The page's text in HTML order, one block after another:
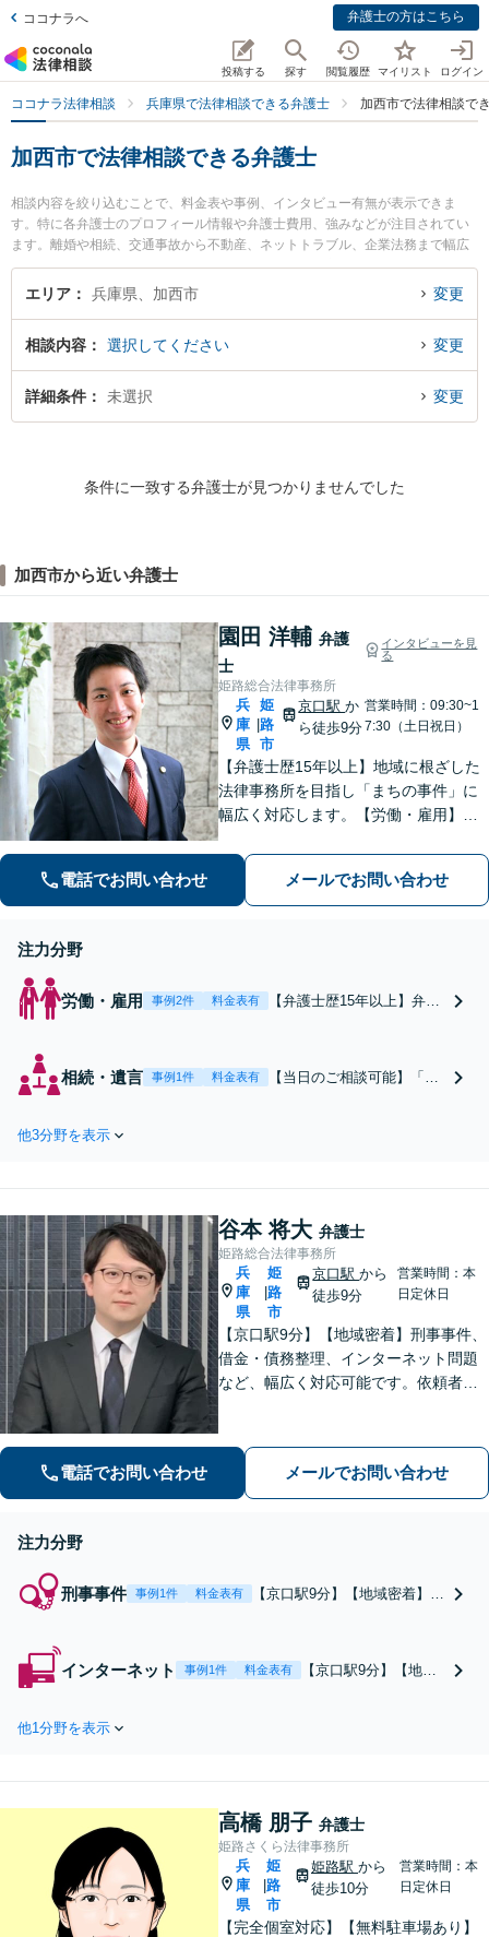
ココナラへ 弁護士の方はこちら
投稿する 探す 閲覧履歴 マイリスト ログイン
ココナラ法律相談 兵庫県で法律相談できる弁護士 加西市で法律相談で
加西市で法律相談できる弁護士
相談内容を絞り込むことで、料金表や事例、インタビュー有無が表示できま
す。特に各弁護士のプロフィール情報や弁護士費用、強みなどが注目されてい
ます。離婚や相続、交通事故から不動産、ネットトラブル、企業法務まで幅広
く取り扱う弁護士が多数。こんな法律相談をお持ちの方は是非ご利用くださ
い。加西市で土日や夜間に発生した不倫慰謝料トラブルを今すぐに弁護士に相
る加西市内の弁護士に相談予約したい』などでお困りの相談者さんにおすすめ
です。
エリア 兵庫県、加西市 変更
相談内容 選択してください 変更
詳細条件 未選択 変更
条件に一致する弁護士が見つかりませんでした
加西市から近い弁護士
園田 洋輔 弁護
士
インタビューを見
る
姫路総合法律事務所
兵
庫
県
姫
路
市
京口駅か
ら徒歩9分
営業時間：09:30~1
7:30（土日祝日）
【弁護士歴15年以上】地域に根ざした
法律事務所を目指し「まちの事件」に
幅広く対応します。【労働・雇用】残
せんか？正しい知識で正当な権利を主
張します。【相続・遺言】遺言書作成
のサポートはお任せください。
電話でお問い合わせ メールでお問い合わせ
注力分野
労働・雇用 事例2件 料金表有
【弁護士歴15年以上】弁護
です。複雑な問題も一人で
相続・遺言 事例1件 料金表有
【当日のご相談可能】「親
サポートに強い】相続問題
仲介させるのが得策です。
【完全個室で安心】終活の
ご準備をしっかり対応
他3分野を表示
谷本 将大 弁護士
姫路総合法律事務所
兵
庫
県
姫
路
市
京口駅から
徒歩9分
営業時間：本
日定休日
【京口駅9分】【地域密着】刑事事件、
借金・債務整理、インターネット問題
など、幅広く対応可能です。依頼者さ
ます。また、問題となっている背景事
情にも気を配り、根本的な解決を目指
します。
電話でお問い合わせ メールでお問い合わせ
注力分野
刑事事件 事例1件 料金表有
【京口駅9分】【地域密着】ど
最善の解決を目指します。事
件に至った家庭環境や心情な
インターネット 事例1件 料金表有
【京口駅9分】【地域
す。ネットトラブルは
ので、早めの相談が重
要です。親身に寄り添
い、スピード解決を目
指しますので、ぜひご
他1分野を表示
高橋 朋子 弁護士
姫路さくら法律事務所
兵
庫
県
姫
路
市
姫路駅 から
徒歩10分
営業時間：本
日定休日
【完全個室対応】【無料駐車場あり】